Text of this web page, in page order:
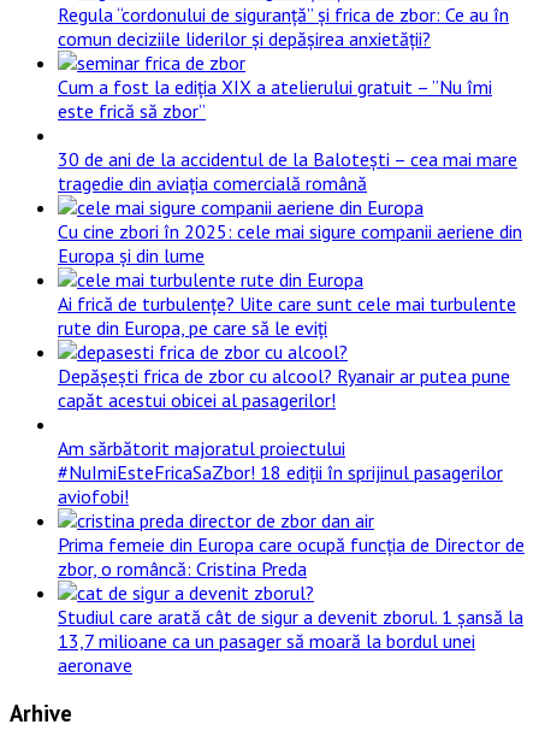
Regula “cordonului de siguranță” și frica de zbor: Ce au în
comun deciziile liderilor și depășirea anxietății?
Cum a fost la ediția XIX a atelierului gratuit – ”Nu îmi
este frică să zbor”
30 de ani de la accidentul de la Balotești – cea mai mare
tragedie din aviația comercială română
Cu cine zbori în 2025: cele mai sigure companii aeriene din
Europa și din lume
Ai frică de turbulențe? Uite care sunt cele mai turbulente
rute din Europa, pe care să le eviți
Depășești frica de zbor cu alcool? Ryanair ar putea pune
capăt acestui obicei al pasagerilor!
Am sărbătorit majoratul proiectului
#NuImiEsteFricaSaZbor! 18 ediții în sprijinul pasagerilor
aviofobi!
Prima femeie din Europa care ocupă funcția de Director de
zbor, o româncă: Cristina Preda
Studiul care arată cât de sigur a devenit zborul. 1 șansă la
13,7 milioane ca un pasager să moară la bordul unei
aeronave
Arhive